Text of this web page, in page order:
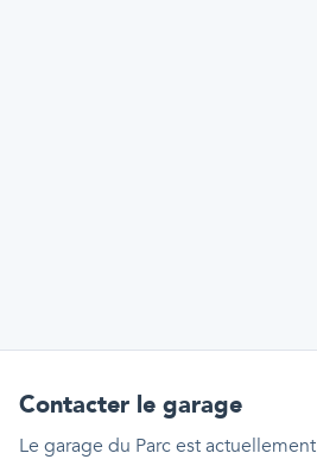
Contacter le garage
Le garage du Parcest actuellement